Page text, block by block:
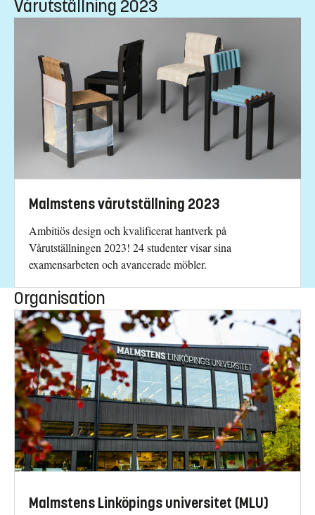
Vårutställning 2023
Malmstens vårutställning 2023
Ambitiös design och kvalificerat hantverk på
Vårutställningen 2023! 24 studenter visar sina
examensarbeten och avancerade möbler.
Organisation
Malmstens Linköpings universitet (MLU)